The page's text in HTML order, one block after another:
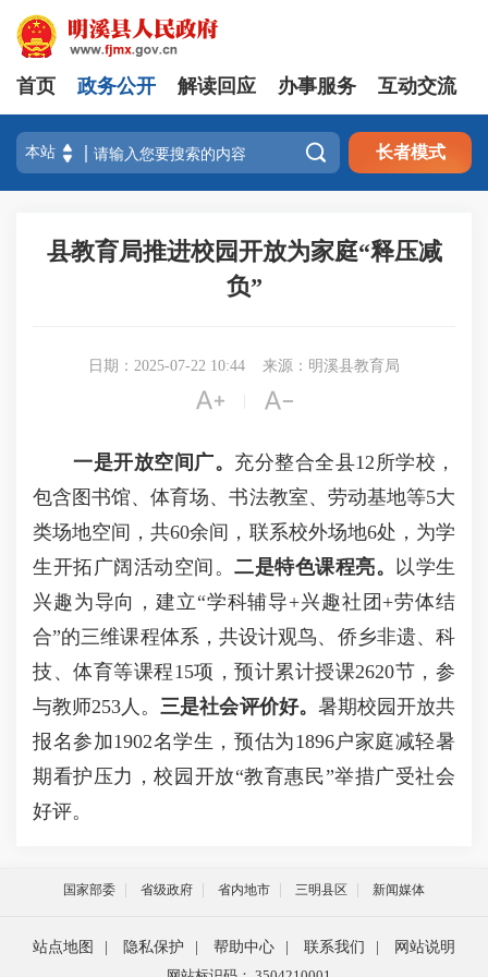
首页 政务公开 解读回应 办事服务 互动交流
 长者模式
县教育局推进校园开放为家庭“释压减
负”
日期：2025-07-22 10:44 来源：明溪县教育局
 
一是开放空间广。 充分整合全县12所学校，
包含图书馆、体育场、书法教室、劳动基地等5大
类场地空间，共60余间，联系校外场地6处，为学
生开拓广阔活动空间。 二是特色课程亮。
以学生
兴趣为导向，建立“学科辅导+兴趣社团+劳体结
合”的三维课程体系，共设计观鸟、侨乡非遗、科
技、体育等课程15项，预计累计授课2620节，参
与教师253人。三是社会评价好。 暑期校园开放共
报名参加1902名学生，预估为1896户家庭减轻暑
期看护压力，校园开放“教育惠民”举措广受社会
好评。
国家部委 省级政府 省内地市 三明县区 新闻媒体
站点地图 隐私保护 帮助中心 联系我们
网站说明